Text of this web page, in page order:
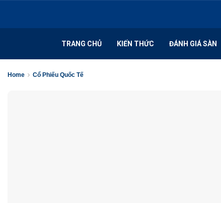
TRANG CHỦ KIẾN THỨC ĐÁNH GIÁ SÀN
Home Cổ Phiếu Quốc Tế